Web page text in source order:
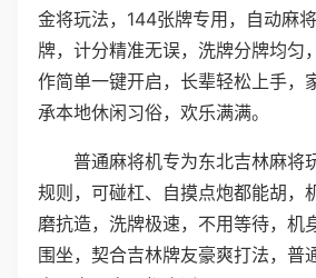
金将玩法，144张牌专用，自动麻
牌，计分精准无误，洗牌分牌均匀
作简单一键开启，长辈轻松上手，
承本地休闲习俗，欢乐满满。
普通麻将机专为东北吉林麻将
规则，可碰杠、自摸点炮都能胡，
磨抗造，洗牌极速，不用等待，机
围坐，契合吉林牌友豪爽打法，普